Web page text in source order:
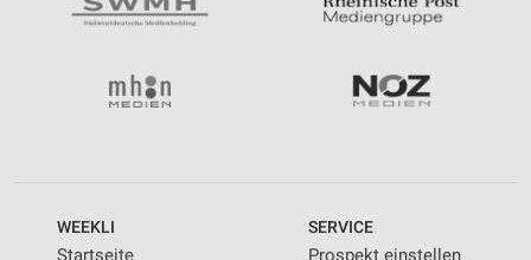
WEEKLI
Startseite
SERVICE
Prospekt einstellen